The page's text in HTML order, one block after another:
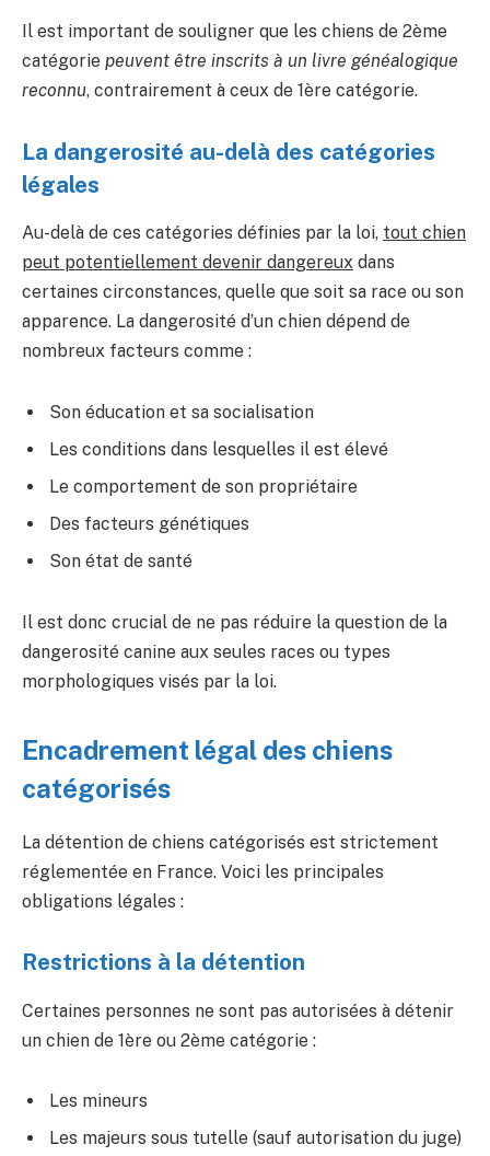
Il est important de souligner que les chiens de 2ème
catégorie peuvent être inscrits à un livre généalogique
reconnu, contrairement à ceux de 1ère catégorie.
La dangerosité au-delà des catégories
légales
Au-delà de ces catégories définies par la loi, tout chien
peut potentiellement devenir dangereux dans
certaines circonstances, quelle que soit sa race ou son
apparence. La dangerosité d’un chien dépend de
nombreux facteurs comme :
Son éducation et sa socialisation
Les conditions dans lesquelles il est élevé
Le comportement de son propriétaire
Des facteurs génétiques
Son état de santé
Il est donc crucial de ne pas réduire la question de la
dangerosité canine aux seules races ou types
morphologiques visés par la loi.
Encadrement légal des chiens
catégorisés
La détention de chiens catégorisés est strictement
réglementée en France. Voici les principales
obligations légales :
Restrictions à la détention
Certaines personnes ne sont pas autorisées à détenir
un chien de 1ère ou 2ème catégorie :
Les mineurs
Les majeurs sous tutelle (sauf autorisation du juge)